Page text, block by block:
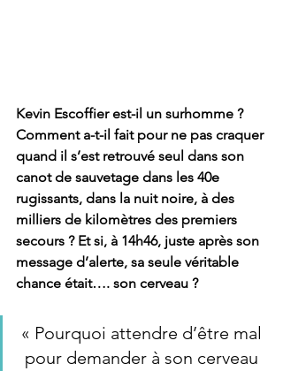
Kevin Escoffier est-il un surhomme ?
Comment a-t-il fait pour ne pas craquer
quand il s’est retrouvé seul dans son
canot de sauvetage dans les 40e
rugissants, dans la nuit noire, à des
milliers de kilomètres des premiers
secours ? Et si, à 14h46, juste après son
message d’alerte, sa seule véritable
chance était…. son cerveau ?
« Pourquoi attendre d’être mal
pour demander à son cerveau